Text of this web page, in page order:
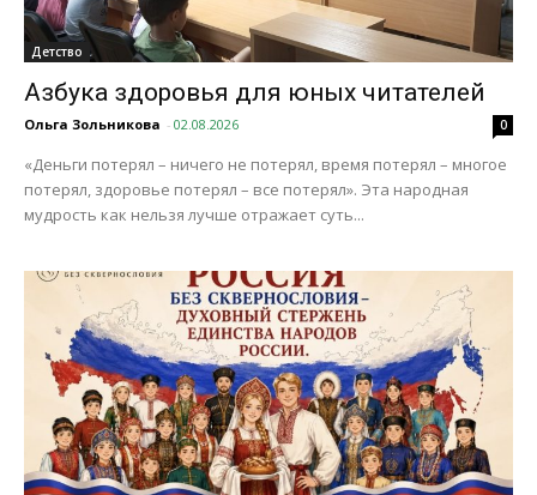
Детство
Азбука здоровья для юных читателей
Ольга Зольникова - 02.08.2026 0
«Деньги потерял – ничего не потерял, время потерял – многое
потерял, здоровье потерял – все потерял». Эта народная
мудрость как нельзя лучше отражает суть...